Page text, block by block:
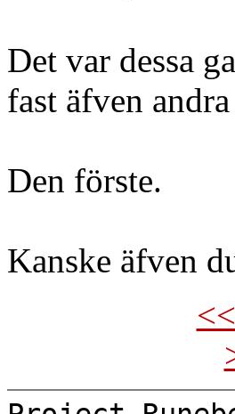
Det var dessa
fast äfven
Den förste.
Kanske äfven